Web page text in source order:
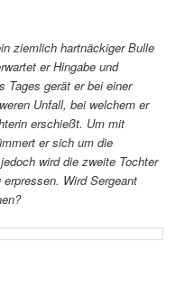
ziemlich hartnäckiger Bulle
er Hingabe und
Tages gerät er bei einer
Unfall, bei welchem er
erschießt. Um mit
er sich um die
wird die zweite Tochter
Wird Sergeant